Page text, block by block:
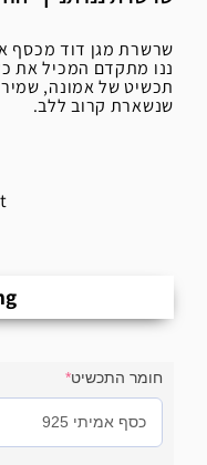
שרשרת מגן דוד מכסף אמיתי 925
ננו מתקדם המכיל את
תכשיט של אמונה,
שנשארת קרוב ללב.
חומר התכשיט*